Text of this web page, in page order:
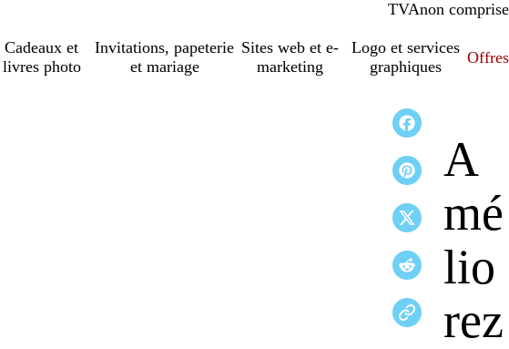
TVAcomprise
non comprise
Cadeaux et
livres photo
Invitations, papeterie
et mariage
Sites web et e-
marketing
Logo et services
graphiques
Offres
A
mé
lio
rez